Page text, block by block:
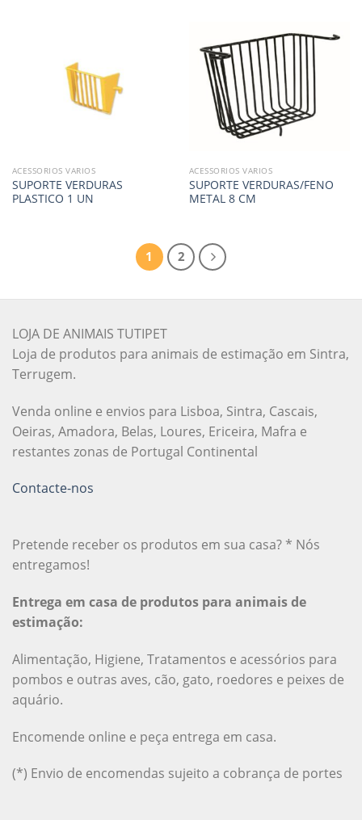
ACESSORIOS VARIOS
SUPORTE VERDURAS
PLASTICO 1 UN
ACESSORIOS VARIOS
SUPORTE VERDURAS/FENO
METAL 8 CM
1 2
LOJA DE ANIMAIS TUTIPET
Loja de produtos para animais de estimação em Sintra,
Terrugem.
Venda online e envios para Lisboa, Sintra, Cascais,
Oeiras, Amadora, Belas, Loures, Ericeira, Mafra e
restantes zonas de Portugal Continental
Contacte-nos
Pretende receber os produtos em sua casa? * Nós
entregamos!
Entrega em casa de produtos para animais de
estimação:
Alimentação, Higiene, Tratamentos e acessórios para
pombos e outras aves, cão, gato, roedores e peixes de
aquário.
Encomende online e peça entrega em casa.
(*) Envio de encomendas sujeito a cobrança de portes